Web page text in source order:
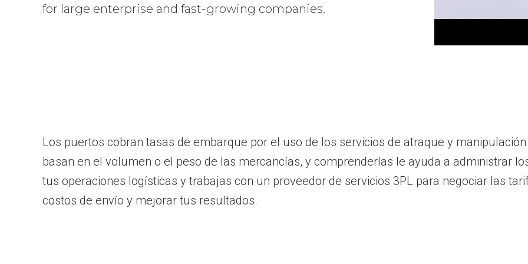
for large enterprise and fast-growing companies.
Los puertos cobran tasas de embarque por el uso de los servicios de atraque y
basan en el volumen o el peso de las mercancías, y comprenderlas le ayuda a administrar
tus operaciones logísticas y trabajas con un proveedor de servicios 3PL para negociar las
costos de envío y mejorar tus resultados.